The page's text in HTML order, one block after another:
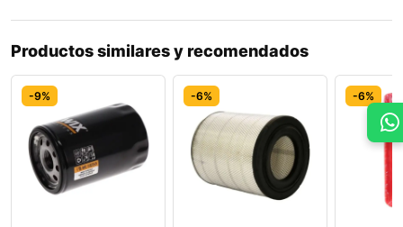
Productos similares y recomendados
-9% -6% -6%